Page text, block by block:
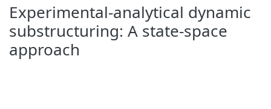
Experimental-analytical dynamic
substructuring: A state-space
approach